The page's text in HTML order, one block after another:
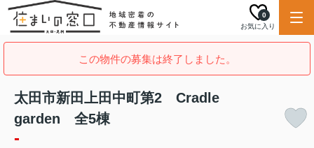
お気に入り
0
この物件の募集は終了しました。
太田市新田上田中町第2 Cradle
garden 全5棟
-